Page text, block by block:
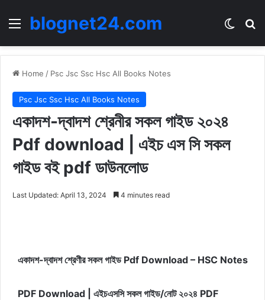
Menublognet24.com
Home / Psc Jsc Ssc Hsc All Books Notes
Psc Jsc Ssc Hsc All Books Notes
একাদশ-দ্বাদশ শ্রেনীর সকল গাইড ২০২৪
Pdf download | এইচ এস সি সকল
গাইড বই pdf ডাউনলোড
Last Updated: April 13, 2024 4 minutes read
একাদশ-দ্বাদশ শ্রেণীর সকল গাইড Pdf Download – HSC Notes
PDF Download | এইচএসসি সকল গাইড/নোট ২০২৪ PDF